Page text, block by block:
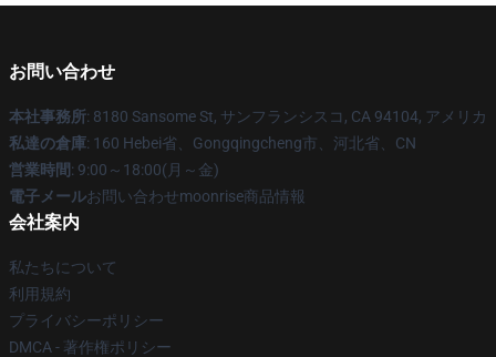
お問い合わせ
本社事務所: 8180 Sansome St, サンフランシスコ, CA 94104, アメリカ
私達の倉庫: 160 Hebei省、Gongqingcheng市、河北省、CN
営業時間: 9:00～18:00(月～金)
電子メールお問い合わせmoonrise商品情報
会社案内
私たちについて
利用規約
プライバシーポリシー
DMCA - 著作権ポリシー